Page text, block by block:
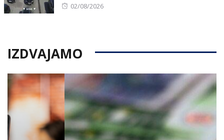
Posted
02/08/2026
IZDVAJAMO